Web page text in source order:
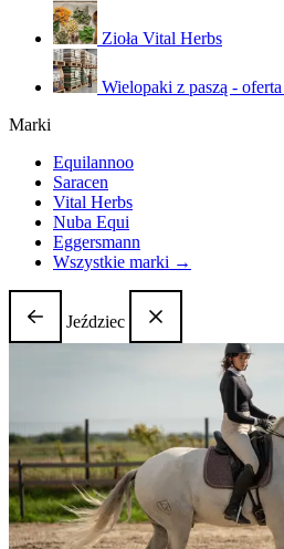
Zioła Vital Herbs
Wielopaki z paszą -
Marki
Equilannoo
Saracen
Vital Herbs
Nuba Equi
Eggersmann
Wszystkie marki →
Jeździec